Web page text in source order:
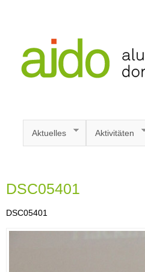
Aktuelles Aktivitäten
DSC05401
DSC05401